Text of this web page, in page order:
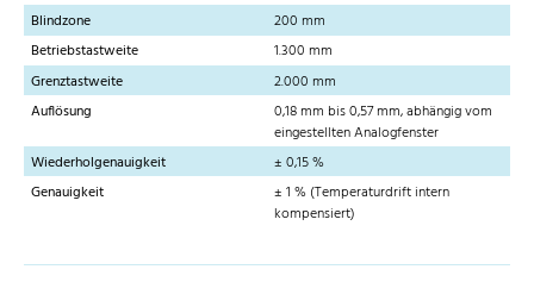
Blindzone
200 mm
Betriebstastweite
1.300 mm
Grenztastweite
2.000 mm
Auflösung
0,18 mm bis 0,57 mm, abhängig vom
eingestellten Analogfenster
Wiederholgenauigkeit
± 0,15 %
Genauigkeit
± 1 % (Temperaturdrift intern
kompensiert)